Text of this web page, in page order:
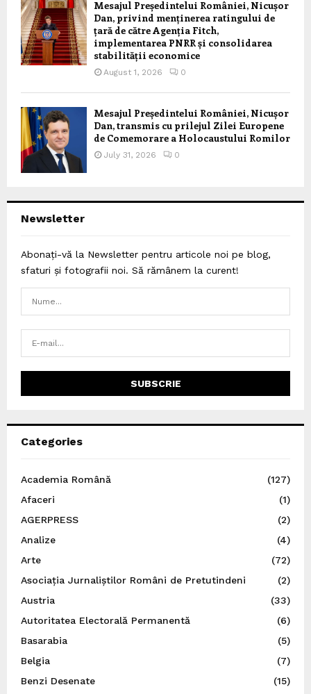
Mesajul Președintelui României, Nicușor
Dan, privind menținerea ratingului de
țară de către Agenția Fitch,
implementarea PNRR și consolidarea
stabilității economice
August 1, 2026 0
Mesajul Președintelui României, Nicușor
Dan, transmis cu prilejul Zilei Europene
de Comemorare a Holocaustului Romilor
July 31, 2026 0
Newsletter
Abonați-vă la Newsletter pentru articole noi pe blog,
sfaturi și fotografii noi. Să rămânem la curent!
Categories
Academia Română
(127)
Afaceri
(1)
AGERPRESS
(2)
Analize
(4)
Arte
(72)
Asociația Jurnaliștilor Români de Pretutindeni
(2)
Austria
(33)
Autoritatea Electorală Permanentă
(6)
Basarabia
(5)
Belgia
(7)
Benzi Desenate
(15)